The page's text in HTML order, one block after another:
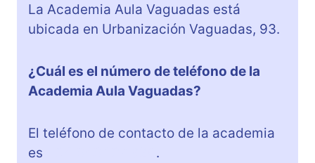
La Academia Aula Vaguadas está
ubicada en Urbanización Vaguadas, 93.
¿Cuál es el número de teléfono de la
Academia Aula Vaguadas?
El teléfono de contacto de la academia
es
.